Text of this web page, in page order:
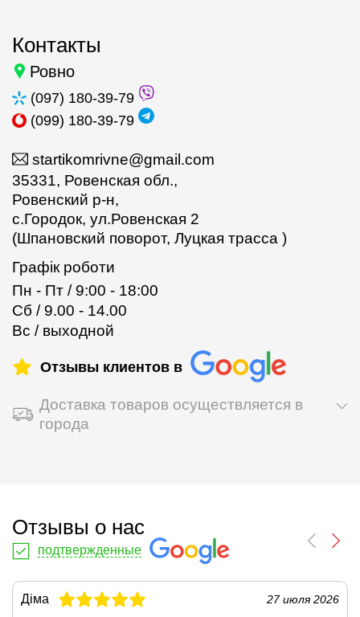
Контакты
Ровно
(097) 180-39-79
(099) 180-39-79
startikomrivne@gmail.com
35331, Ровенская обл.,
Ровенский р-н,
с.Городок, ул.Ровенская 2
(Шпановский поворот, Луцкая трасса )
Графік роботи
Пн - Пт / 9:00 - 18:00
Сб / 9.00 - 14.00
Вс / выходной
Отзывы клиентов в
Доставка товаров осуществляется в
города
Отзывы о нас
подтвержденные
Діма 27 июля 2026